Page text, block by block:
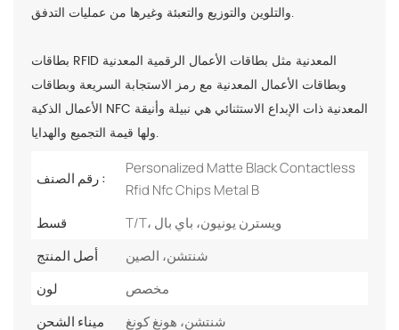
والتلوين والتوزيع والتعبئة وغيرها من عمليات التدفق.
بطاقات RFID المعدنية مثل بطاقات الأعمال الرقمية المعدنية
وبطاقات الأعمال المعدنية مع رمز الاستجابة السريعة وبطاقات
الأعمال الذكية NFC المعدنية ذات الإبداع الاستثنائي هي نبيلة وأنيقة
ولها قيمة التجميع والهدايا.
رقم الصنف :
Personalized Matte Black Contactless
Rfid Nfc Chips Metal B
قسط
T/T، ويسترن يونيون، باي بال
أصل المنتج
شنتشن، الصين
لون
مخصص
ميناء الشحن
شنتشن، هونغ كونغ